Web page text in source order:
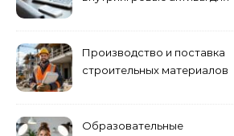
приобретения
Производство и поставка
строительных материалов
Образовательные